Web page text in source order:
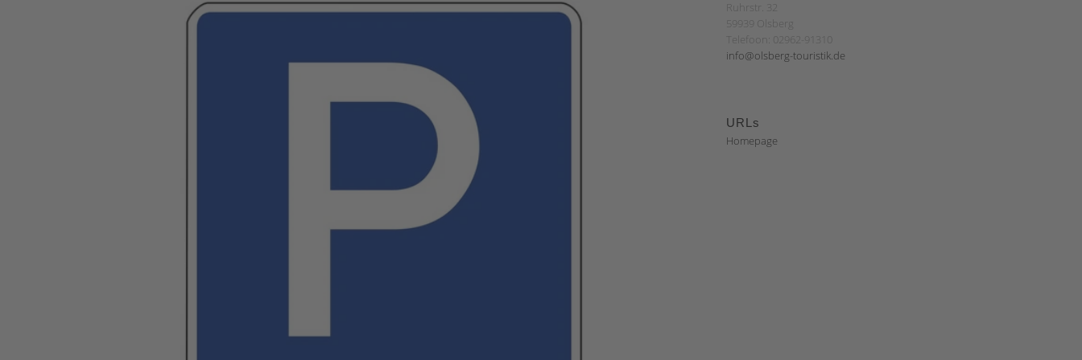
Ruhrstr. 32
59939 Olsberg
Telefoon: 02962-91310
info@olsberg-touristik.de
URLs
Homepage